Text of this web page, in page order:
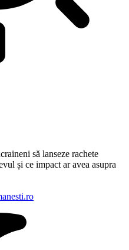
să lanseze rachete
și ce impact ar avea asupra